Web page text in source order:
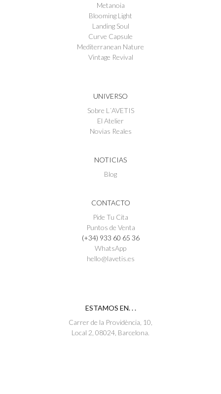
Metanoia
Blooming Light
Landing Soul
Curve Capsule
Mediterranean Nature
Vintage Revival
UNIVERSO
Sobre L´AVETIS
El Atelier
Novias Reales
NOTICIAS
Blog
CONTACTO
Pide Tu Cita
Puntos de Venta
(+34) 933 60 65 36
WhatsApp
hello@lavetis.es
ESTAMOS EN. . .
Carrer de la Providència, 10,
Local 2, 08024, Barcelona.